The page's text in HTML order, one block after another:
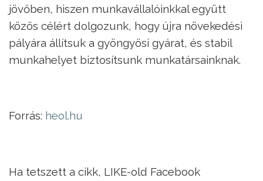
jövőben, hiszen munkavállalóinkkal együtt
közös célért dolgozunk, hogy újra növekedési
pályára állítsuk a gyöngyösi gyárat, és stabil
munkahelyet biztosítsunk munkatársainknak.
Forrás: heol.hu
Ha tetszett a cikk, LIKE-old Facebook